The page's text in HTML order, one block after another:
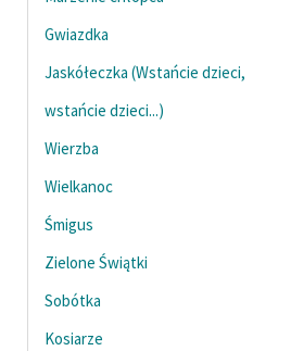
Wolnych Lektur
Logotypy
Materiały promocyjne
Polityka prywatności
sprawozdania finansowe
Regulamin darowizn
Gwiazdka
Jaskółeczka (Wstańcie dzieci,
wstańcie dzieci...)
Wierzba
Wielkanoc
Śmigus
Zielone Świątki
Sobótka
Kosiarze